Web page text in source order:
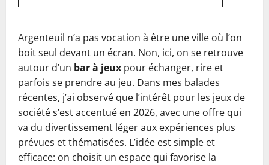
Argenteuil n’a pas vocation à être une ville où l’on
boit seul devant un écran. Non, ici, on se retrouve
autour d’un bar à jeux pour échanger, rire et
parfois se prendre au jeu. Dans mes balades
récentes, j’ai observé que l’intérêt pour les jeux de
société s’est accentué en 2026, avec une offre qui
va du divertissement léger aux expériences plus
prévues et thématisées. L’idée est simple et
efficace: on choisit un espace qui favorise la